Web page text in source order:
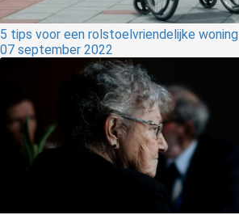
5 tips voor een rolstoelvriendelijke woning
07 september 2022